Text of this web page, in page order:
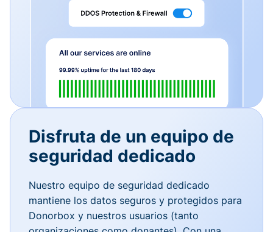
Disfruta de un equipo de
seguridad dedicado
Nuestro equipo de seguridad dedicado
mantiene los datos seguros y protegidos para
Donorbox y nuestros usuarios (tanto